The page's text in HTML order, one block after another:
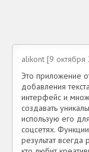
alikont [9
Это приложение
добавления
интерфейс и
создавать
использую его
соцсетях.
результат